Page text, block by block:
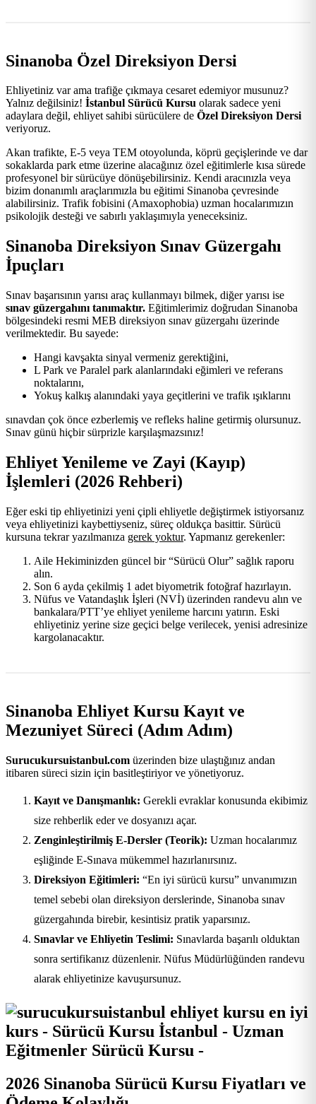
Sinanoba Özel Direksiyon Dersi
Ehliyetiniz var ama trafiğe çıkmaya cesaret edemiyor musunuz?
Yalnız değilsiniz! İstanbul Sürücü Kursu olarak sadece yeni
adaylara değil, ehliyet sahibi sürücülere de Özel Direksiyon Dersi
veriyoruz.
Akan trafikte, E-5 veya TEM otoyolunda, köprü geçişlerinde ve dar
sokaklarda park etme üzerine alacağınız özel eğitimlerle kısa sürede
profesyonel bir sürücüye dönüşebilirsiniz. Kendi aracınızla veya
bizim donanımlı araçlarımızla bu eğitimi Sinanoba çevresinde
alabilirsiniz. Trafik fobisini (Amaxophobia) uzman hocalarımızın
psikolojik desteği ve sabırlı yaklaşımıyla yeneceksiniz.
Sinanoba Direksiyon Sınav Güzergahı
İpuçları
Sınav başarısının yarısı araç kullanmayı bilmek, diğer yarısı ise
sınav güzergahını tanımaktır. Eğitimlerimiz doğrudan Sinanoba
bölgesindeki resmi MEB direksiyon sınav güzergahı üzerinde
verilmektedir. Bu sayede:
Hangi kavşakta sinyal vermeniz gerektiğini,
L Park ve Paralel park alanlarındaki eğimleri ve referans
noktalarını,
Yokuş kalkış alanındaki yaya geçitlerini ve trafik ışıklarını
sınavdan çok önce ezberlemiş ve refleks haline getirmiş olursunuz.
Sınav günü hiçbir sürprizle karşılaşmazsınız!
Ehliyet Yenileme ve Zayi (Kayıp)
İşlemleri (2026 Rehberi)
Eğer eski tip ehliyetinizi yeni çipli ehliyetle değiştirmek istiyorsanız
veya ehliyetinizi kaybettiyseniz, süreç oldukça basittir. Sürücü
kursuna tekrar yazılmanıza gerek yoktur. Yapmanız gerekenler:
Aile Hekiminizden güncel bir “Sürücü Olur” sağlık raporu
alın.
Son 6 ayda çekilmiş 1 adet biyometrik fotoğraf hazırlayın.
Nüfus ve Vatandaşlık İşleri (NVİ) üzerinden randevu alın ve
bankalara/PTT’ye ehliyet yenileme harcını yatırın. Eski
ehliyetiniz yerine size geçici belge verilecek, yenisi adresinize
kargolanacaktır.
Sinanoba Ehliyet Kursu Kayıt ve
Mezuniyet Süreci (Adım Adım)
Surucukursuistanbul.com üzerinden bize ulaştığınız andan
itibaren süreci sizin için basitleştiriyor ve yönetiyoruz.
Kayıt ve Danışmanlık: Gerekli evraklar konusunda ekibimiz
size rehberlik eder ve dosyanızı açar.
Zenginleştirilmiş E-Dersler (Teorik): Uzman hocalarımız
eşliğinde E-Sınava mükemmel hazırlanırsınız.
Direksiyon Eğitimleri: “En iyi sürücü kursu” unvanımızın
temel sebebi olan direksiyon derslerinde, Sinanoba sınav
güzergahında birebir, kesintisiz pratik yaparsınız.
Sınavlar ve Ehliyetin Teslimi: Sınavlarda başarılı olduktan
sonra sertifikanız düzenlenir. Nüfus Müdürlüğünden randevu
alarak ehliyetinize kavuşursunuz.
2026 Sinanoba Sürücü Kursu Fiyatları ve